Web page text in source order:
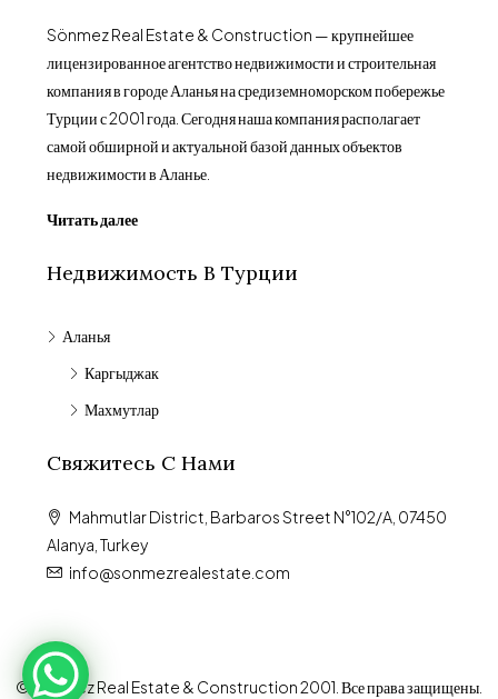
Sönmez Real Estate & Construction — крупнейшее
лицензированное агентство недвижимости и строительная
компания в городе Аланья на средиземноморском побережье
Турции с 2001 года. Сегодня наша компания располагает
самой обширной и актуальной базой данных объектов
недвижимости в Аланье.
Читать далее
Недвижимость В Турции
Аланья
Каргыджак
Махмутлар
Свяжитесь С Нами
Mahmutlar District, Barbaros Street N°102/A, 07450
Alanya, Turkey
info@sonmezrealestate.com
© Sönmez Real Estate & Construction 2001. Все права защищены.